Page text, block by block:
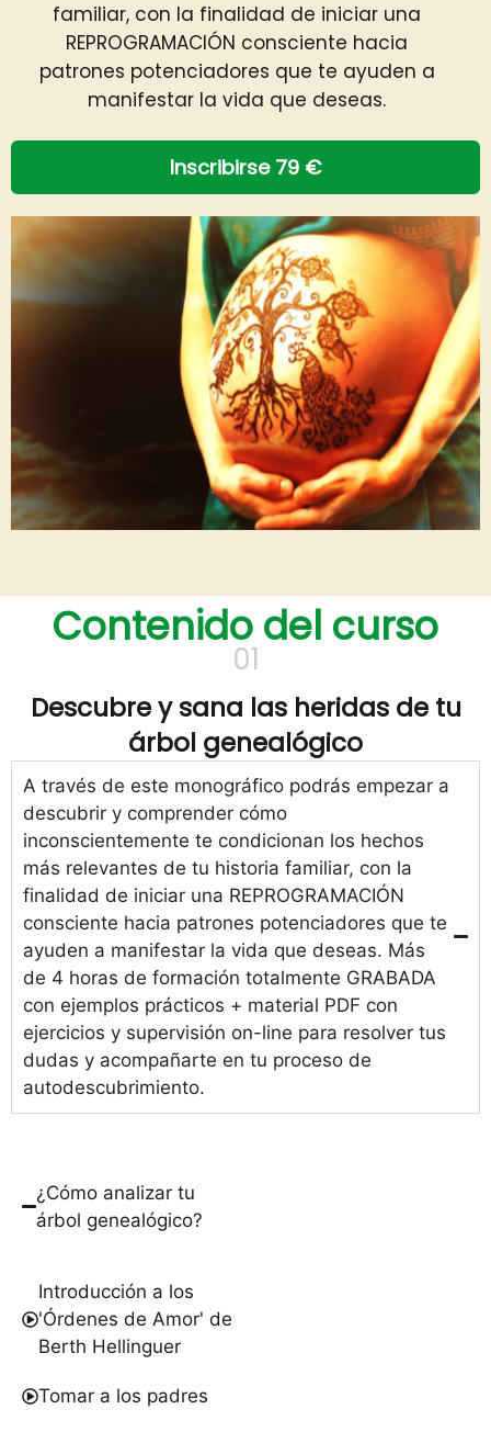
familiar, con la finalidad de iniciar una
REPROGRAMACIÓN consciente hacia
patrones potenciadores que te ayuden a
manifestar la vida que deseas.
Inscribirse 79 €
Contenido del curso
01
Descubre y sana las heridas de tu
árbol genealógico
A través de este monográfico podrás empezar a
descubrir y comprender cómo
inconscientemente te condicionan los hechos
más relevantes de tu historia familiar, con la
finalidad de iniciar una REPROGRAMACIÓN
consciente hacia patrones potenciadores que te
ayuden a manifestar la vida que deseas. Más
de 4 horas de formación totalmente GRABADA
con ejemplos prácticos + material PDF con
ejercicios y supervisión on-line para resolver tus
dudas y acompañarte en tu proceso de
autodescubrimiento.
¿Cómo analizar tu
árbol genealógico?
Introducción a los
'Órdenes de Amor' de
Berth Hellinguer
Tomar a los padres